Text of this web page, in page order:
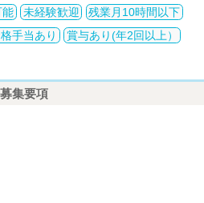
能 未経験歓迎
残業月10時間以下
手当あり
賞与あり(年2回以上）
募集要項